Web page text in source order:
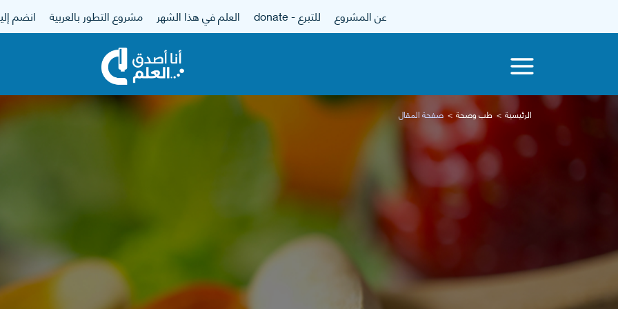
عن المشروع للتبرع - donate العلم في هذا الشهر مشروع التطور بالعربية انضم
الرئيسية طب وصحة صفحة المقال